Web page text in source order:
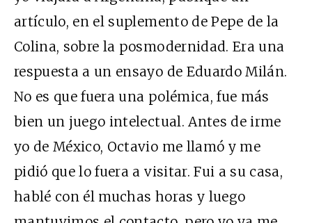
artículo, en el suplemento de Pepe de la
Colina, sobre la posmodernidad. Era una
respuesta a un ensayo de Eduardo Milán.
No es que fuera una polémica, fue más
bien un juego intelectual. Antes de irme
yo de México, Octavio me llamó y me
pidió que lo fuera a visitar. Fui a su casa,
hablé con él muchas horas y luego